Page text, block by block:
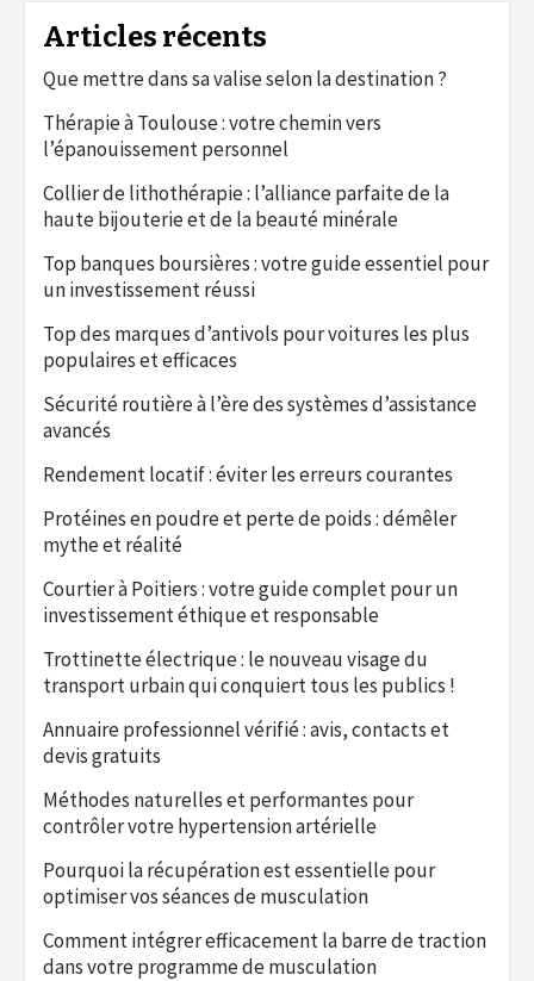
Articles récents
Que mettre dans sa valise selon la destination ?
Thérapie à Toulouse : votre chemin vers
l’épanouissement personnel
Collier de lithothérapie : l’alliance parfaite de la
haute bijouterie et de la beauté minérale
Top banques boursières : votre guide essentiel pour
un investissement réussi
Top des marques d’antivols pour voitures les plus
populaires et efficaces
Sécurité routière à l’ère des systèmes d’assistance
avancés
Rendement locatif : éviter les erreurs courantes
Protéines en poudre et perte de poids : démêler
mythe et réalité
Courtier à Poitiers : votre guide complet pour un
investissement éthique et responsable
Trottinette électrique : le nouveau visage du
transport urbain qui conquiert tous les publics !
Annuaire professionnel vérifié : avis, contacts et
devis gratuits
Méthodes naturelles et performantes pour
contrôler votre hypertension artérielle
Pourquoi la récupération est essentielle pour
optimiser vos séances de musculation
Comment intégrer efficacement la barre de traction
dans votre programme de musculation